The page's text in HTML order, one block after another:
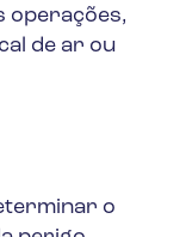
operações,
de ar ou
o